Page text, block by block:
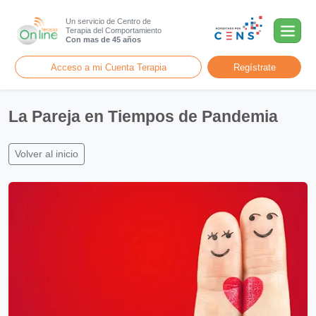
Un servicio de Centro de
Terapia del Comportamiento
Con mas de 45 años
Acceso a mi Cuenta Terapia Regístrate
La Pareja en Tiempos de Pandemia
Volver al inicio